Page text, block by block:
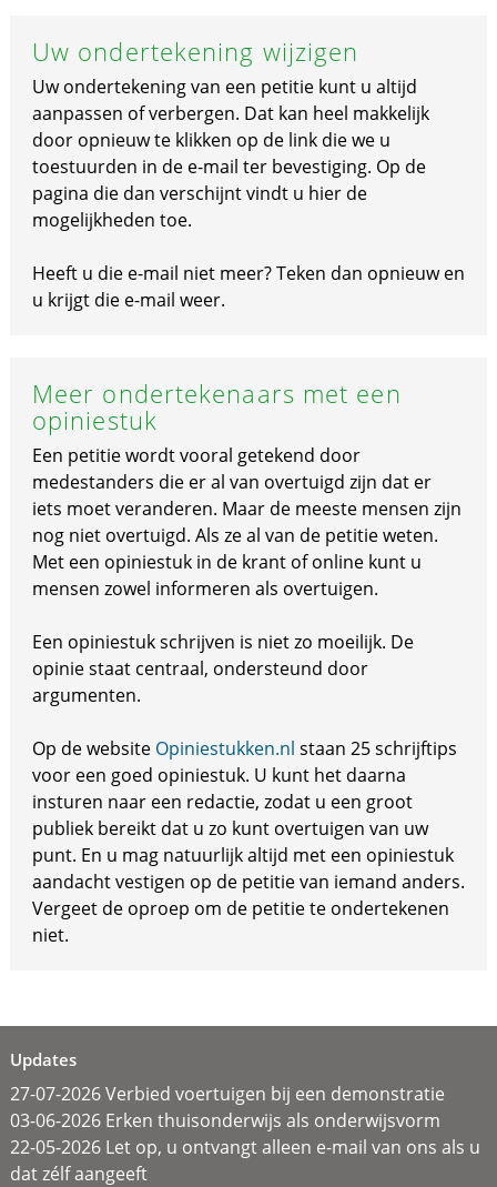
Uw ondertekening wijzigen
Uw ondertekening van een petitie kunt u altijd
aanpassen of verbergen. Dat kan heel makkelijk
door opnieuw te klikken op de link die we u
toestuurden in de e-mail ter bevestiging. Op de
pagina die dan verschijnt vindt u hier de
mogelijkheden toe.
Heeft u die e-mail niet meer? Teken dan opnieuw en
u krijgt die e-mail weer.
Meer ondertekenaars met een
opiniestuk
Een petitie wordt vooral getekend door
medestanders die er al van overtuigd zijn dat er
iets moet veranderen. Maar de meeste mensen zijn
nog niet overtuigd. Als ze al van de petitie weten.
Met een opiniestuk in de krant of online kunt u
mensen zowel informeren als overtuigen.
Een opiniestuk schrijven is niet zo moeilijk. De
opinie staat centraal, ondersteund door
argumenten.
Op de website Opiniestukken.nl staan 25 schrijftips
voor een goed opiniestuk. U kunt het daarna
insturen naar een redactie, zodat u een groot
publiek bereikt dat u zo kunt overtuigen van uw
punt. En u mag natuurlijk altijd met een opiniestuk
aandacht vestigen op de petitie van iemand anders.
Vergeet de oproep om de petitie te ondertekenen
niet.
Updates
27-07-2026 Verbied voertuigen bij een demonstratie
03-06-2026 Erken thuisonderwijs als onderwijsvorm
22-05-2026 Let op, u ontvangt alleen e-mail van ons als u
dat zélf aangeeft